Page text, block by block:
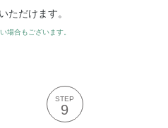
ただけます。
場合もございます。
STEP
9